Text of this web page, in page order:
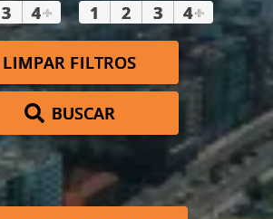
3 4+ 1 2 3 4+
LIMPAR FILTROS
BUSCAR